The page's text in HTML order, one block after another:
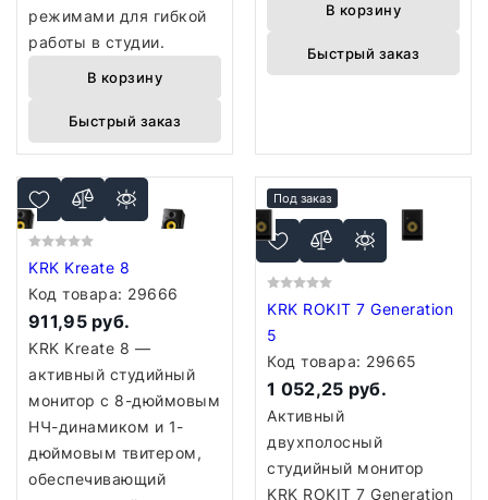
режимами для гибкой
работы в студии.
В корзину
Быстрый заказ
В корзину
Быстрый заказ
KRK Kreate 8
Код товара: 29666
911,95 руб.
KRK Kreate 8 —
активный студийный
монитор с 8-дюймовым
НЧ-динамиком и 1-
дюймовым твитером,
обеспечивающий
Под заказ
KRK ROKIT 7 Generation
5
Код товара: 29665
1 052,25 руб.
Активный
двухполосный
студийный монитор
KRK ROKIT 7 Generation